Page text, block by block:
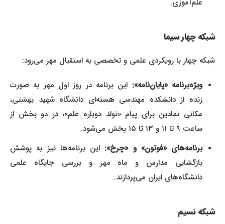
علم‌آموزی.
شبکه چهار سیما
شبکه چهار با رویکردی علمی و تخصصی به استقبال مهر می‌رود:
ویژه‌برنامه «پایان‌نامه»:این برنامه در روز اول مهر به صورت
زنده از دانشکده مهندسی هسته‌ای دانشگاه شهید بهشتی،
مکانی نمادین برای پیام «تولد دوباره علم»، در دو بخش از
ساعت ۹ تا ۱۱ و ۱۳ تا ۱۵ پخش می‌شود.
برنامه‌های «فوتون» و «چرخ»:این برنامه‌ها نیز به پوشش
بازگشایی مدارس و ماه مهر و بررسی جایگاه علمی
دانشگاه‌های ایران می‌پردازند.
شبکه نسیم